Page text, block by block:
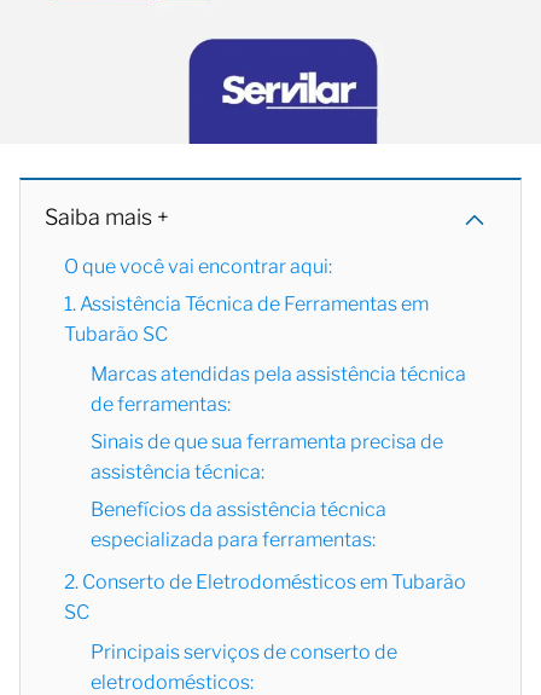
Saiba mais +
O que você vai encontrar aqui:
1. Assistência Técnica de Ferramentas em
Tubarão SC
Marcas atendidas pela assistência técnica
de ferramentas:
Sinais de que sua ferramenta precisa de
assistência técnica:
Benefícios da assistência técnica
especializada para ferramentas:
2. Conserto de Eletrodomésticos em Tubarão
SC
Principais serviços de conserto de
eletrodomésticos: